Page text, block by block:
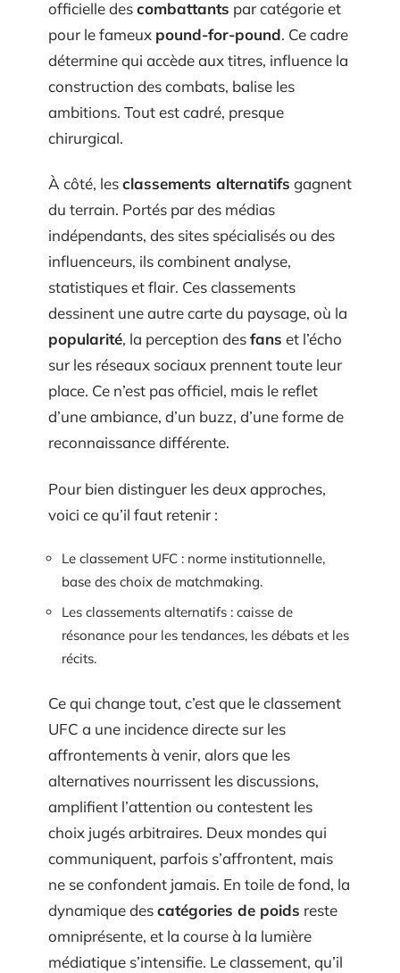
officielle descombattants par catégorie et
pour le fameux pound-for-pound. Ce cadre
détermine qui accède aux titres, influence la
construction des combats, balise les
ambitions. Tout est cadré, presque
chirurgical.
À côté, lesclassements alternatifs gagnent
du terrain. Portés par des médias
indépendants, des sites spécialisés ou des
influenceurs, ils combinent analyse,
statistiques et flair. Ces classements
dessinent une autre carte du paysage, où la
popularité, la perception desfans et l’écho
sur les réseaux sociaux prennent toute leur
place. Ce n’est pas officiel, mais le reflet
d’une ambiance, d’un buzz, d’une forme de
reconnaissance différente.
Pour bien distinguer les deux approches,
voici ce qu’il faut retenir :
Le classement UFC : norme institutionnelle,
base des choix de matchmaking.
Les classements alternatifs : caisse de
résonance pour les tendances, les débats et les
récits.
Ce qui change tout, c’est que le classement
UFC a une incidence directe sur les
affrontements à venir, alors que les
alternatives nourrissent les discussions,
amplifient l’attention ou contestent les
choix jugés arbitraires. Deux mondes qui
communiquent, parfois s’affrontent, mais
ne se confondent jamais. En toile de fond, la
dynamique descatégories de poids reste
omniprésente, et la course à la lumière
médiatique s’intensifie. Le classement, qu’il